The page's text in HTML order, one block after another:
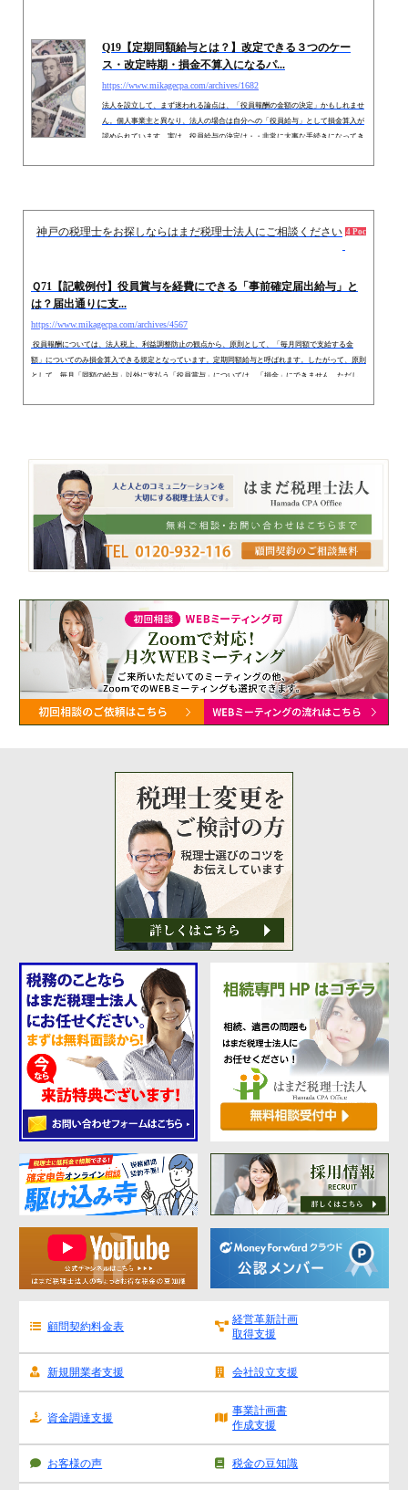
Q19【定期同額給与とは？】改定できる３つのケー
ス・改定時期・損金不算入になるパ...
https://www.mikagecpa.com/archives/1682
法人を設立して、まず迷われる論点は、「役員報酬の金額の決定」かもしれませ
ん。個人事業主と異なり、法人の場合は自分への「役員給与」として損金算入が
認められています。実は、役員給与の決定は・・非常に大事な手続きになってき
からです。途中で思ったより利益が出そうだから給与を増額する、あるいは賞与
神戸の税理士をお探しならはまだ税理士法人にご相談ください 4 Pockets
Ｑ71【記載例付】役員賞与を経費にできる「事前確定届出給与」と
は？届出通りに支...
https://www.mikagecpa.com/archives/4567
役員報酬については、法人税上、利益調整防止の観点から、原則として、「毎月同額で支給する金
額」についてのみ損金算入できる規定となっています。定期同額給与と呼ばれます。したがって、原則
として、毎月「同額の給与」以外に支払う「役員賞与」については、「損金」にできません。ただし、
ります。「事前確定届出給与」と呼ばれています。今回は、「事前確定届出給与」の内容や、支給しな
顧問契約料金表
経営革新計画
取得支援
新規開業者支援 会社設立支援
資金調達支援
事業計画書
作成支援
お客様の声 税金の豆知識